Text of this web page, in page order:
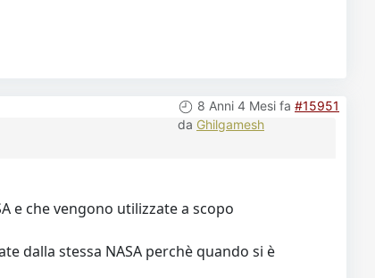
8 Anni 4 Mesi fa #15951
da Ghilgamesh
e che vengono utilizzate a scopo
dalla stessa NASA perchè quando si è